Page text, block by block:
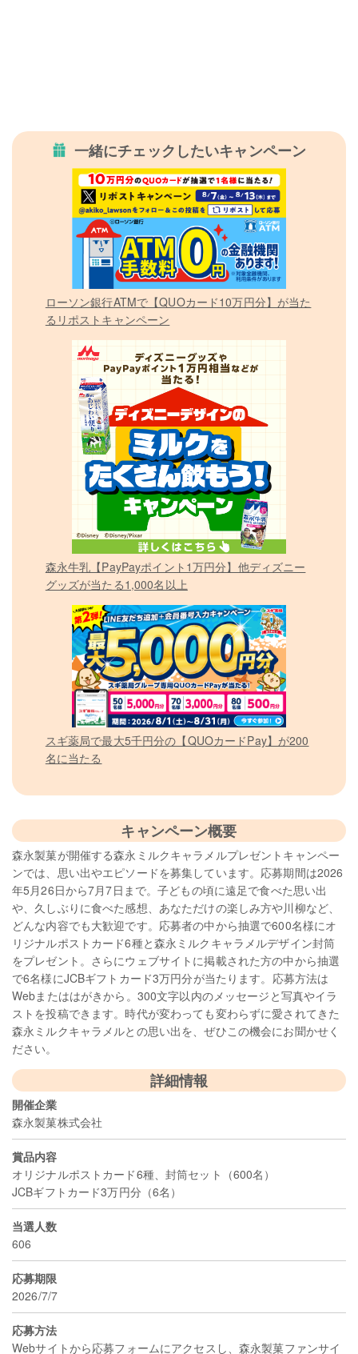
一緒にチェックしたいキャンペーン
ローソン銀行ATMで【QUOカード10万円分】が当た
るリポストキャンペーン
森永牛乳【PayPayポイント1万円分】他ディズニー
グッズが当たる1,000名以上
スギ薬局で最大5千円分の【QUOカードPay】が200
名に当たる
キャンペーン概要
森永製菓が開催する森永ミルクキャラメルプレゼントキャンペー
ンでは、思い出やエピソードを募集しています。応募期間は2026
年5月26日から7月7日まで。子どもの頃に遠足で食べた思い出
や、久しぶりに食べた感想、あなただけの楽しみ方や川柳など、
どんな内容でも大歓迎です。応募者の中から抽選で600名様にオ
リジナルポストカード6種と森永ミルクキャラメルデザイン封筒
をプレゼント。さらにウェブサイトに掲載された方の中から抽選
で6名様にJCBギフトカード3万円分が当たります。応募方法は
Webまたははがきから。300文字以内のメッセージと写真やイラ
ストを投稿できます。時代が変わっても変わらずに愛されてきた
森永ミルクキャラメルとの思い出を、ぜひこの機会にお聞かせく
ださい。
詳細情報
開催企業
森永製菓株式会社
賞品内容
オリジナルポストカード6種、封筒セット（600名）
JCBギフトカード3万円分（6名）
当選人数
606
応募期限
2026/7/7
応募方法
Webサイトから応募フォームにアクセスし、森永製菓ファンサイ